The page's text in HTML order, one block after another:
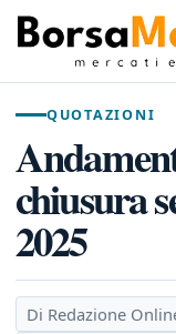
QUOTAZIONI
chiusura
2025
Di Redazione